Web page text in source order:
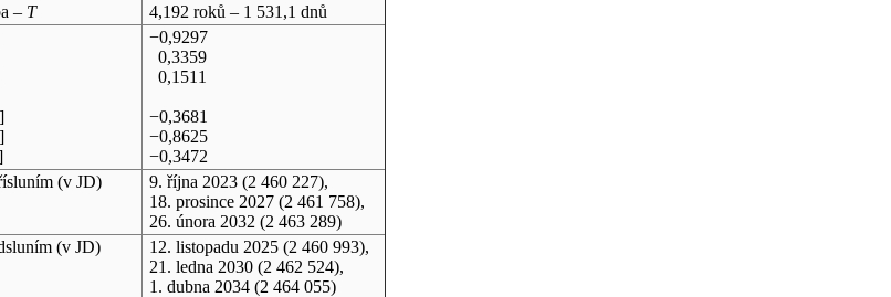
– T
4,192 roků – 1 531,1 dnů
−0,9297
0,3359
0,1511
−0,3681
−0,8625
−0,3472
(v JD) 9. října 2023(2 460 227),
18. prosince 2027(2 461 758),
26. února 2032 (2 463 289)
(v JD) 12. listopadu 2025(2 460 993),
21. ledna 2030(2 462 524),
1. dubna 2034(2 464 055)